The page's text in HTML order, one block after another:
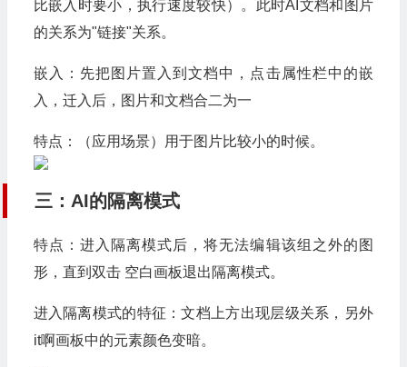
比嵌入时要小，执行速度较快）。此时AI文档和图片
的关系为"链接"关系。
嵌入：先把图片置入到文档中，点击属性栏中的嵌
入，迁入后，图片和文档合二为一
特点：（应用场景）用于图片比较小的时候。
三：AI的隔离模式
特点：进入隔离模式后，将无法编辑该组之外的图
形，直到双击 空白画板退出隔离模式。
进入隔离模式的特征：文档上方出现层级关系，另外
it啊画板中的元素颜色变暗。